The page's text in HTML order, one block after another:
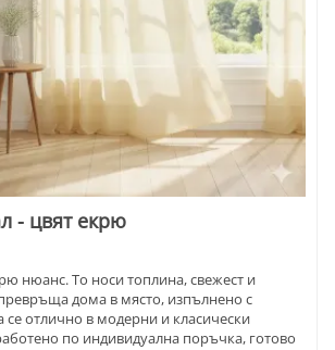
- цвят екрю
нюанс. То носи топлина, свежест и
дома в място, изпълнено с
се отлично в модерни и класически
по индивидуална поръчка, готово